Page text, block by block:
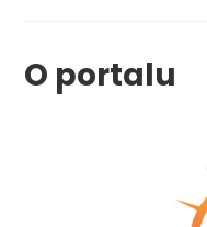
O portalu